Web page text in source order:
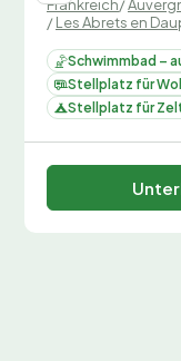
Reisezeiten sind
Frankreich/
/Les Abrets en
Schwimmbad –
Stellplatz für
Stellplatz für